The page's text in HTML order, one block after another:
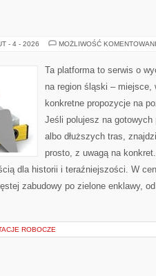
- 4 - 2026 MOŻLIWOŚĆ
Ta platforma to serwis o
na region śląski – miejsce,
konkretne propozycje na
Jeśli polujesz na gotowych
albo dłuższych tras,
prosto, z uwagą na
dla historii i teraźniejszości. W
zabudowy po zielone enklawy,
ROBOCZE